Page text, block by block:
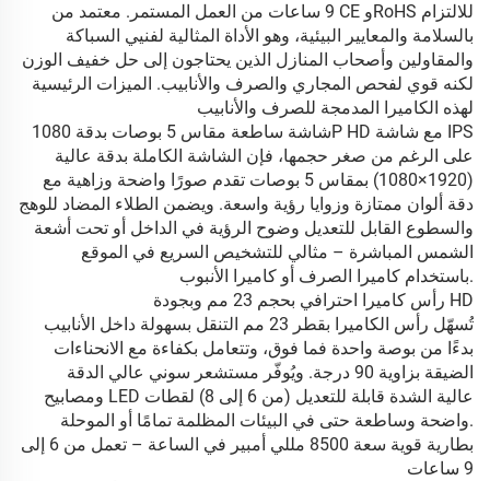
9 ساعات من العمل المستمر. معتمد من CE وRoHS للالتزام
بالسلامة والمعايير البيئية، وهو الأداة المثالية لفنيي السباكة
والمقاولين وأصحاب المنازل الذين يحتاجون إلى حل خفيف الوزن
لكنه قوي لفحص المجاري والصرف والأنابيب. الميزات الرئيسية
لهذه الكاميرا المدمجة للصرف والأنابيب
شاشة ساطعة مقاس 5 بوصات بدقة 1080P HD مع شاشة IPS
على الرغم من صغر حجمها، فإن الشاشة الكاملة بدقة عالية
(1920×1080) بمقاس 5 بوصات تقدم صورًا واضحة وزاهية مع
دقة ألوان ممتازة وزوايا رؤية واسعة. ويضمن الطلاء المضاد للوهج
والسطوع القابل للتعديل وضوح الرؤية في الداخل أو تحت أشعة
الشمس المباشرة – مثالي للتشخيص السريع في الموقع
باستخدام كاميرا الصرف أو كاميرا الأنبوب.
رأس كاميرا احترافي بحجم 23 مم وبجودة HD
تُسهّل رأس الكاميرا بقطر 23 مم التنقل بسهولة داخل الأنابيب
بدءًا من بوصة واحدة فما فوق، وتتعامل بكفاءة مع الانحناءات
الضيقة بزاوية 90 درجة. ويُوفّر مستشعر سوني عالي الدقة
ومصابيح LED عالية الشدة قابلة للتعديل (من 6 إلى 8) لقطات
واضحة وساطعة حتى في البيئات المظلمة تمامًا أو الموحلة.
بطارية قوية سعة 8500 مللي أمبير في الساعة – تعمل من 6 إلى
9 ساعات